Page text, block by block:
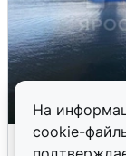
На
cookie-
Ночная